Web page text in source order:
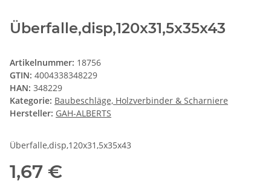
Überfalle,disp,120x31,5x35x43
Artikelnummer: 18756
GTIN: 4004338348229
HAN: 348229
Kategorie: Baubeschläge, Holzverbinder & Scharniere
Hersteller: GAH-ALBERTS
Überfalle,disp,120x31,5x35x43
1,67 €